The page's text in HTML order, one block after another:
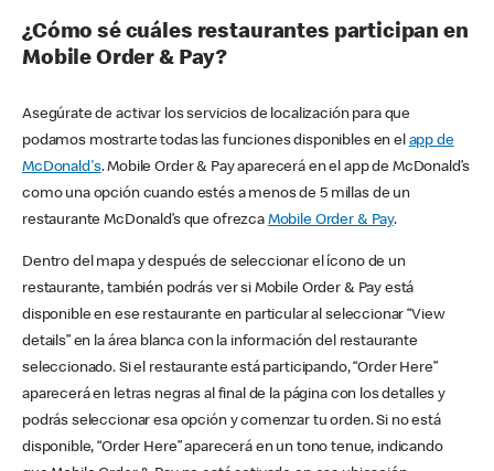
¿Cómo sé cuáles restaurantes participan en
Mobile Order & Pay?
Asegúrate de activar los servicios de localización para que
podamos mostrarte todas las funciones disponibles en el app de
McDonald's. Mobile Order & Pay aparecerá en el app de McDonald’s
como una opción cuando estés a menos de 5 millas de un
restaurante McDonald’s que ofrezca Mobile Order & Pay.
Dentro del mapa y después de seleccionar el ícono de un
restaurante, también podrás ver si Mobile Order & Pay está
disponible en ese restaurante en particular al seleccionar “View
details” en la área blanca con la información del restaurante
seleccionado. Si el restaurante está participando, “Order Here”
aparecerá en letras negras al final de la página con los detalles y
podrás seleccionar esa opción y comenzar tu orden. Si no está
disponible, “Order Here” aparecerá en un tono tenue, indicando